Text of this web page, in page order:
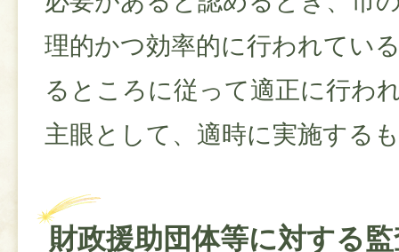
理的かつ効率的に行われてい
るところに従って適正に行わ
主眼として、適時に実施する
財政援助団体等に対する